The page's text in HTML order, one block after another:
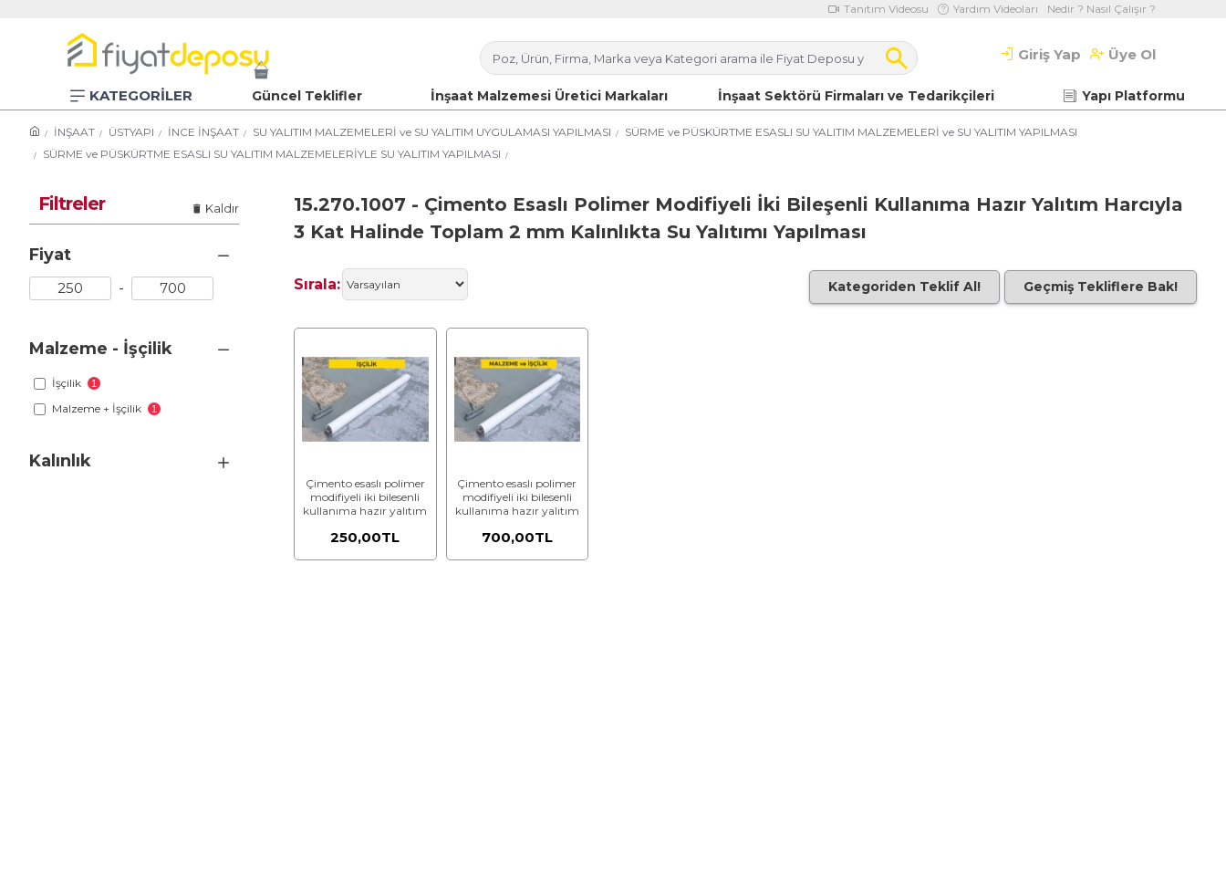
Tanıtım Videosu Yardım Videoları Nedir ? Nasıl Çalışır ?
Giriş Yap Üye Ol
KATEGORİLER Güncel Teklifler İnşaat Malzemesi Üretici Markaları İnşaat Sektörü Firmaları ve Tedarikçileri Yapı Platformu
İNŞAAT ÜSTYAPI İNCE İNŞAAT SU YALITIM MALZEMELERİ ve SU YALITIM UYGULAMASI YAPILMASI
SÜRME ve PÜSKÜRTME ESASLI SU YALITIM MALZEMELERİ ve SU YALITIM YAPILMASI
SÜRME ve PÜSKÜRTME ESASLI SU YALITIM MALZEMELERİYLE SU YALITIM YAPILMASI
Filtreler Kaldır
Fiyat
-
Kalınlık
Malzeme - İşçilik
İşçilik 1
Malzeme + İşçilik 1
15.270.1007 - Çimento Esaslı Polimer Modifiyeli İki Bileşenli Kullanıma Hazır Yalıtım Harcıyla
3 Kat Halinde Toplam 2 mm Kalınlıkta Su Yalıtımı Yapılması
Sırala: Kategoriden Teklif Al! Geçmiş Tekliflere Bak!
Çimento esaslı polimer
modifiyeli iki bilesenli
kullanıma hazır yalıtım
toplam 2 mm kalınlıkta
(Malzeme Hariç) (İşçilik)
250,00TL
Çimento esaslı polimer
modifiyeli iki bilesenli
kullanıma hazır yalıtım
toplam 2 mm kalınlıkta
(Malzeme Dahil)
700,00TL